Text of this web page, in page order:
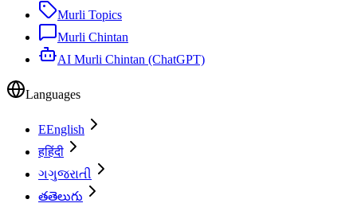
Murli Topics
Murli Chintan
AI Murli Chintan (ChatGPT)
Languages
EEnglish
हहिंदी
ગગુજરાતી
తతెలుగు